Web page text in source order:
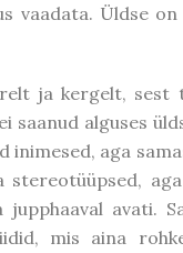
vaadata. Üldse
ja kergelt, sest
saanud alguses
inimesed, aga
stereotüüpsed,
jupphaaval avati.
mis aina